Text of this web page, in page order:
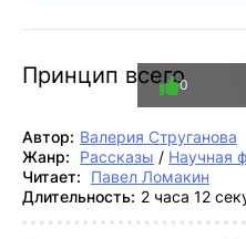
Принцип всего0
Автор: Валерия Струганова
Жанр:
Рассказы / Научная
Читает:
Павел Ломакин
Длительность: 2 часа 12